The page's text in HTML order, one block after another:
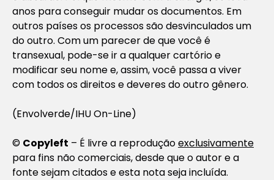
anos para conseguir mudar os documentos. Em
outros países os processos são desvinculados um
do outro. Com um parecer de que você é
transexual, pode-se ir a qualquer cartório e
modificar seu nome e, assim, você passa a viver
com todos os direitos e deveres do outro gênero.
(Envolverde/IHU On-Line)
© Copyleft – É livre a reproduçãoexclusivamente
para fins não comerciais, desde que o autor e a
fonte sejam citados e esta nota seja incluída.